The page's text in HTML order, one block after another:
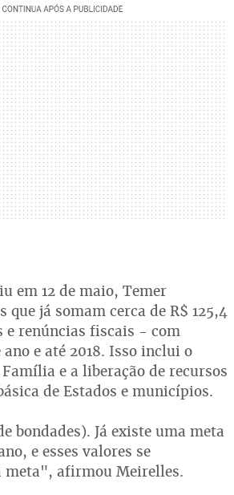
em 12 de maio, Temer
que já somam cerca de R$ 125,4
e renúncias fiscais - com
e até 2018. Isso inclui o
e a liberação de recursos
de Estados e municípios.
bondades). Já existe uma meta
e esses valores se
meta", afirmou Meirelles.